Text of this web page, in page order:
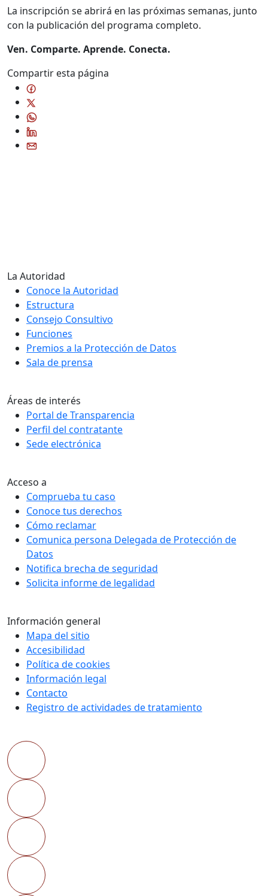
La inscripción se abrirá en las próximas semanas, junto
con la publicación del programa completo.
Ven. Comparte. Aprende. Conecta.
Compartir esta página
La Autoridad
Conoce la Autoridad
Estructura
Consejo Consultivo
Funciones
Premios a la Protección de Datos
Sala de prensa
Áreas de interés
Portal de Transparencia
Perfil del contratante
Sede electrónica
Acceso a
Comprueba tu caso
Conoce tus derechos
Cómo reclamar
Comunica persona Delegada de Protección de
Datos
Notifica brecha de seguridad
Solicita informe de legalidad
Información general
Mapa del sitio
Accesibilidad
Política de cookies
Información legal
Contacto
Registro de actividades de tratamiento